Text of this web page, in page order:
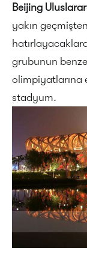
Beijing
yakın
grubunun
olimpiyatlarına
stadyum.